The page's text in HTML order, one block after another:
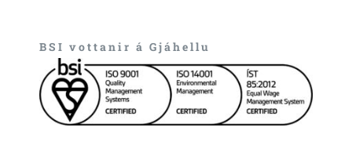
BSI vottanir á Gjáhellu